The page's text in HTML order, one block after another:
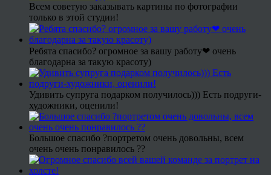
Всем советую заказывать картины по фотографии
только в этой студии!
Ребята спасибо? огромное за вашу работу❤ очень
благодарна за такую красоту)
Удивить супруга подарком получилось))) Есть подруги-
художники, оценили!
Большое спасибо ?портретом очень довольны, всем
очень очень понравилось ??